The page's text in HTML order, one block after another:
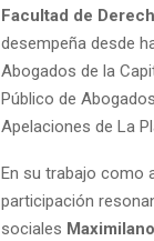
Facultad de
desempeña desde
Abogados de la
Público de
Apelaciones de La
En su trabajo como
participación
sociales